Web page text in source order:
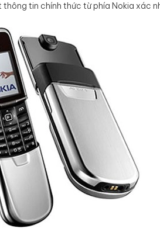
tin chính thức từ phía Nokia xác